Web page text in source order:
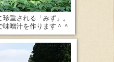
重される「みず」。
味噌汁を作ります＾＾